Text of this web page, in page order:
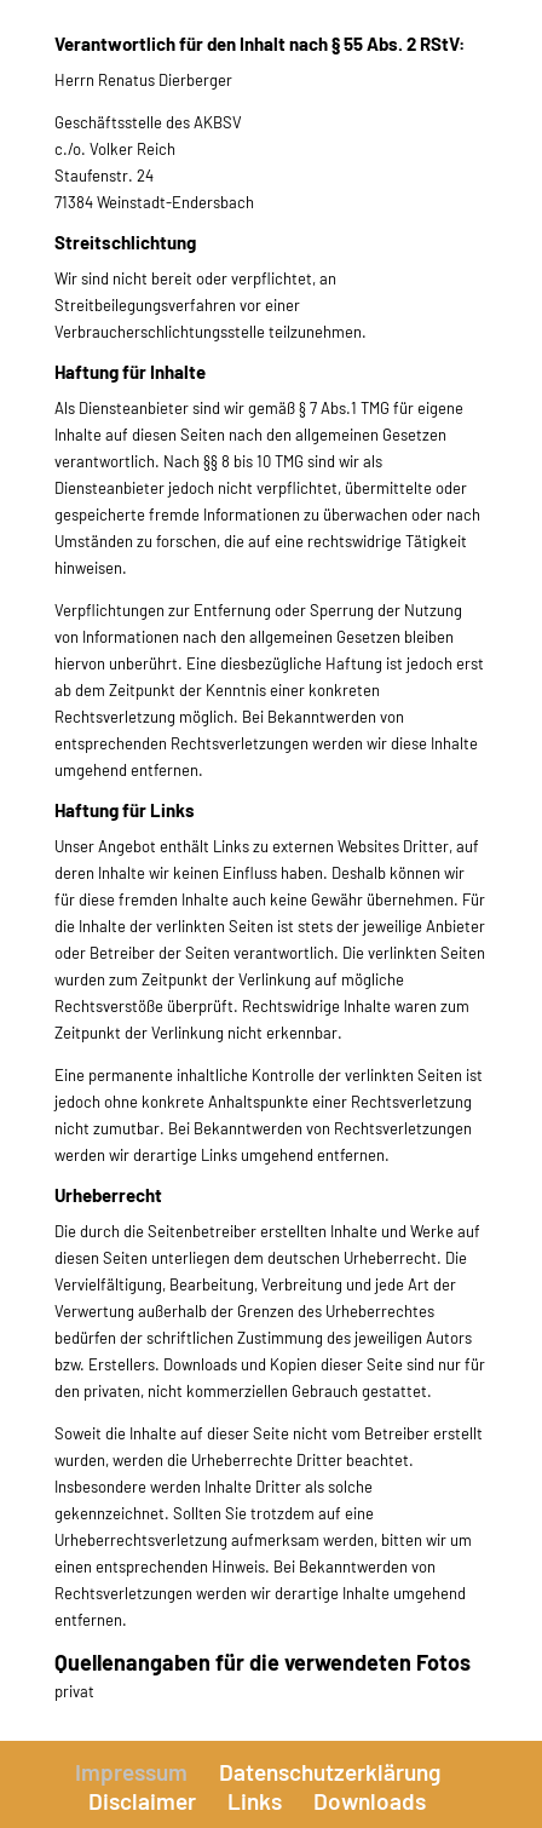
Verantwortlich für den Inhalt nach § 55 Abs. 2 RStV:
Herrn Renatus Dierberger
Geschäftsstelle des AKBSV
c./o. Volker Reich
Staufenstr. 24
71384 Weinstadt-Endersbach
Streitschlichtung
Wir sind nicht bereit oder verpflichtet, an
Streitbeilegungsverfahren vor einer
Verbraucherschlichtungsstelle teilzunehmen.
Haftung für Inhalte
Als Diensteanbieter sind wir gemäß § 7 Abs.1 TMG für eigene
Inhalte auf diesen Seiten nach den allgemeinen Gesetzen
verantwortlich. Nach §§ 8 bis 10 TMG sind wir als
Diensteanbieter jedoch nicht verpflichtet, übermittelte oder
gespeicherte fremde Informationen zu überwachen oder nach
Umständen zu forschen, die auf eine rechtswidrige Tätigkeit
hinweisen.
Verpflichtungen zur Entfernung oder Sperrung der Nutzung
von Informationen nach den allgemeinen Gesetzen bleiben
hiervon unberührt. Eine diesbezügliche Haftung ist jedoch erst
ab dem Zeitpunkt der Kenntnis einer konkreten
Rechtsverletzung möglich. Bei Bekanntwerden von
entsprechenden Rechtsverletzungen werden wir diese Inhalte
umgehend entfernen.
Haftung für Links
Unser Angebot enthält Links zu externen Websites Dritter, auf
deren Inhalte wir keinen Einfluss haben. Deshalb können wir
für diese fremden Inhalte auch keine Gewähr übernehmen. Für
die Inhalte der verlinkten Seiten ist stets der jeweilige Anbieter
oder Betreiber der Seiten verantwortlich. Die verlinkten Seiten
wurden zum Zeitpunkt der Verlinkung auf mögliche
Rechtsverstöße überprüft. Rechtswidrige Inhalte waren zum
Zeitpunkt der Verlinkung nicht erkennbar.
Eine permanente inhaltliche Kontrolle der verlinkten Seiten ist
jedoch ohne konkrete Anhaltspunkte einer Rechtsverletzung
nicht zumutbar. Bei Bekanntwerden von Rechtsverletzungen
werden wir derartige Links umgehend entfernen.
Urheberrecht
Die durch die Seitenbetreiber erstellten Inhalte und Werke auf
diesen Seiten unterliegen dem deutschen Urheberrecht. Die
Vervielfältigung, Bearbeitung, Verbreitung und jede Art der
Verwertung außerhalb der Grenzen des Urheberrechtes
bedürfen der schriftlichen Zustimmung des jeweiligen Autors
bzw. Erstellers. Downloads und Kopien dieser Seite sind nur für
den privaten, nicht kommerziellen Gebrauch gestattet.
Soweit die Inhalte auf dieser Seite nicht vom Betreiber erstellt
wurden, werden die Urheberrechte Dritter beachtet.
Insbesondere werden Inhalte Dritter als solche
gekennzeichnet. Sollten Sie trotzdem auf eine
Urheberrechtsverletzung aufmerksam werden, bitten wir um
einen entsprechenden Hinweis. Bei Bekanntwerden von
Rechtsverletzungen werden wir derartige Inhalte umgehend
entfernen.
Quellenangaben für die verwendeten Fotos
privat
Impressum
Datenschutzerklärung
Disclaimer
Links Downloads